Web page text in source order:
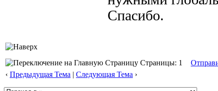
Спасибо.
Страницы: 1
‹ Предыдущая Тема | Следующая Тема ›